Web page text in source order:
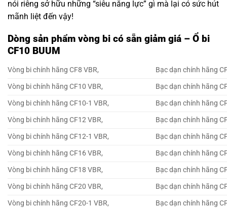
nói riêng sở hữu những “siêu năng lực” gì mà lại có sức hút
mãnh liệt đến vậy!
Dòng sản phẩm vòng bi có sẵn giảm giá – Ổ bi
CF10 BUUM
Vòng bi chính hãng CF8 VBR,
Bạc dạn chính hãng
Vòng bi chính hãng CF10 VBR,
Bạc dạn chính hãng
Vòng bi chính hãng CF10-1 VBR,
Bạc dạn chính hãng
Vòng bi chính hãng CF12 VBR,
Bạc dạn chính hãng
Vòng bi chính hãng CF12-1 VBR,
Bạc dạn chính hãng
Vòng bi chính hãng CF16 VBR,
Bạc dạn chính hãng
Vòng bi chính hãng CF18 VBR,
Bạc dạn chính hãng
Vòng bi chính hãng CF20 VBR,
Bạc dạn chính hãng
Vòng bi chính hãng CF20-1 VBR,
Bạc dạn chính hãng